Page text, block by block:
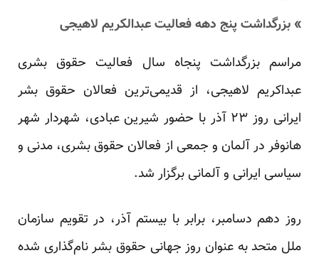
» بزرگداشت پنج دهه فعالیت عبدالکریم لاهیجی
مراسم بزرگداشت پنجاه سال فعالیت حقوق بشری
عبداکریم لاهیجی، از قدیمی‌ترین فعالان حقوق بشر
ایرانی روز ۲۳ آذر با حضور شیرین عبادی، شهردار شهر
هانوفر در آلمان و جمعی از فعالان حقوق بشری، مدنی و
سیاسی ایرانی و آلمانی برگزار شد.
روز دهم دسامبر، برابر با بیستم آذر، در تقویم سازمان
ملل متحد به عنوان روز جهانی حقوق بشر نام‌گذاری شده